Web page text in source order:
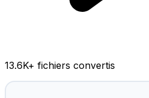
13.6K+ fichiers convertis